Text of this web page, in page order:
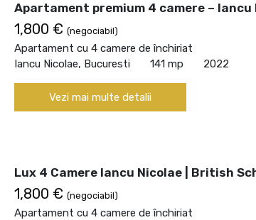
Apartament premium 4 camere –
1,800 € (negociabil)
Apartament cu 4 camere de închiriat
Iancu Nicolae, Bucuresti
141 mp 2022
Vezi mai multe detalii
Lux 4 Camere Iancu Nicolae | British
1,800 € (negociabil)
Apartament cu 4 camere de închiriat